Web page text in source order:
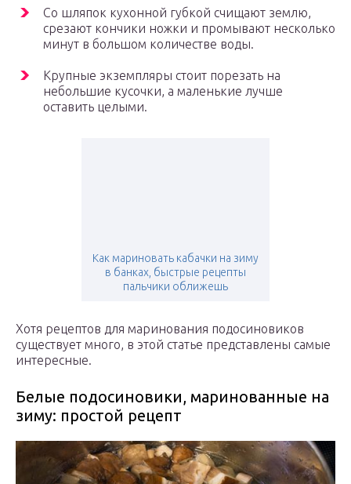
Со шляпок кухонной губкой счищают землю,
срезают кончики ножки и промывают несколько
минут в большом количестве воды.
Крупные экземпляры стоит порезать на
небольшие кусочки, а маленькие лучше
оставить целыми.
Как мариновать кабачки на зиму
в банках, быстрые рецепты
пальчики оближешь
Хотя рецептов для маринования подосиновиков
существует много, в этой статье представлены самые
интересные.
Белые подосиновики, маринованные на
зиму: простой рецепт